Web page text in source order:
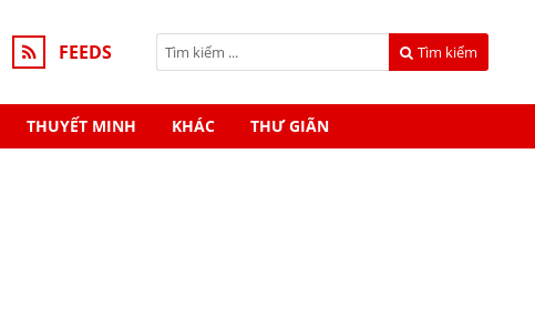
FEEDS Tìm kiếm
THUYẾT MINH KHÁC THƯ GIÃN